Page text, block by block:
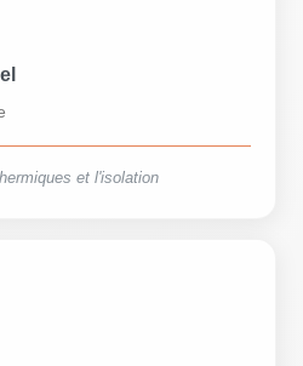
et l'isolation